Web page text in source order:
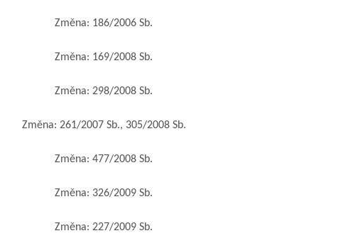
Změna: 186/2006 Sb.
Změna: 169/2008 Sb.
Změna: 298/2008 Sb.
Změna: 261/2007 Sb., 305/2008 Sb.
Změna: 477/2008 Sb.
Změna: 326/2009 Sb.
Změna: 227/2009 Sb.